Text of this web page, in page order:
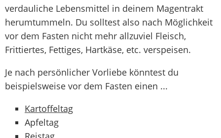
verdauliche Lebensmittel in deinem Magentrakt
herumtummeln. Du solltest also nach Möglichkeit
vor dem Fasten nicht mehr allzuviel Fleisch,
Frittiertes, Fettiges, Hartkäse, etc. verspeisen.
Je nach persönlicher Vorliebe könntest du
beispielsweise vor dem Fasten einen ...
Kartoffeltag
Apfeltag